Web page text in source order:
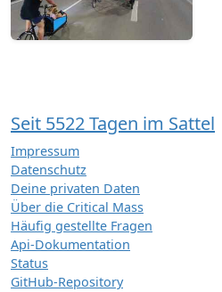
Seit 5522 Tagen im Sattel
Impressum
Datenschutz
Deine privaten Daten
Über die Critical Mass
Häufig gestellte Fragen
Api-Dokumentation
Status
GitHub-Repository